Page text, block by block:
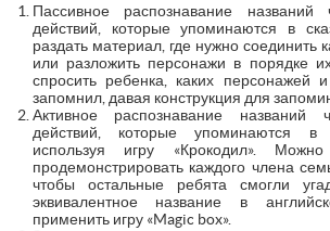
Пассивное распознавание
действий, которые упоминаются в
раздать материал, где нужно соединить
или разложить персонажи в порядке
спросить ребенка, каких персонажей
запомнил, давая конструкция для
Активное распознавание
действий, которые упоминаются в
используя игру «Крокодил».
продемонстрировать каждого члена
чтобы остальные ребята смогли
эквивалентное название в
применить игру «Magic box».